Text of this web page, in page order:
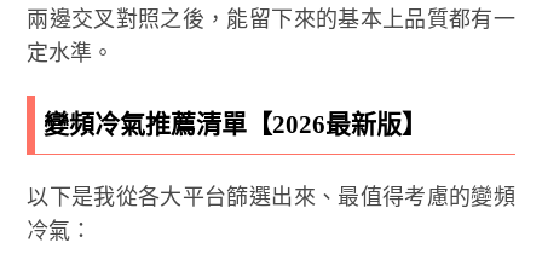
兩邊交叉對照之後，能留下來的基本上品質都有一
定水準。
變頻冷氣推薦清單【2026最新版】
以下是我從各大平台篩選出來、最值得考慮的變頻
冷氣：